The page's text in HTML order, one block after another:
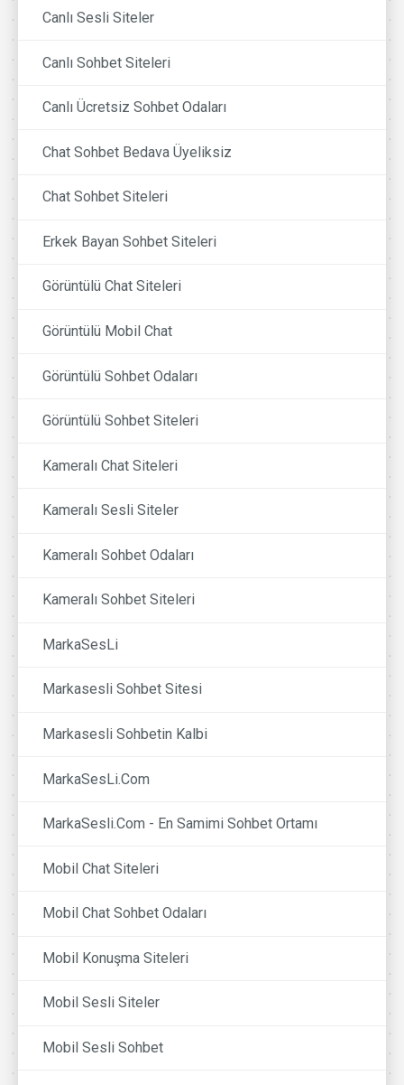
Canlı Sesli Siteler
Canlı Sohbet Siteleri
Canlı Ücretsiz Sohbet Odaları
Chat Sohbet Bedava Üyeliksiz
Chat Sohbet Siteleri
Erkek Bayan Sohbet Siteleri
Görüntülü Chat Siteleri
Görüntülü Mobil Chat
Görüntülü Sohbet Odaları
Görüntülü Sohbet Siteleri
Kameralı Chat Siteleri
Kameralı Sesli Siteler
Kameralı Sohbet Odaları
Kameralı Sohbet Siteleri
MarkaSesLi
Markasesli Sohbet Sitesi
Markasesli Sohbetin Kalbi
MarkaSesLi.Com
MarkaSesli.Com - En Samimi Sohbet Ortamı
Mobil Chat Siteleri
Mobil Chat Sohbet Odaları
Mobil Konuşma Siteleri
Mobil Sesli Siteler
Mobil Sesli Sohbet